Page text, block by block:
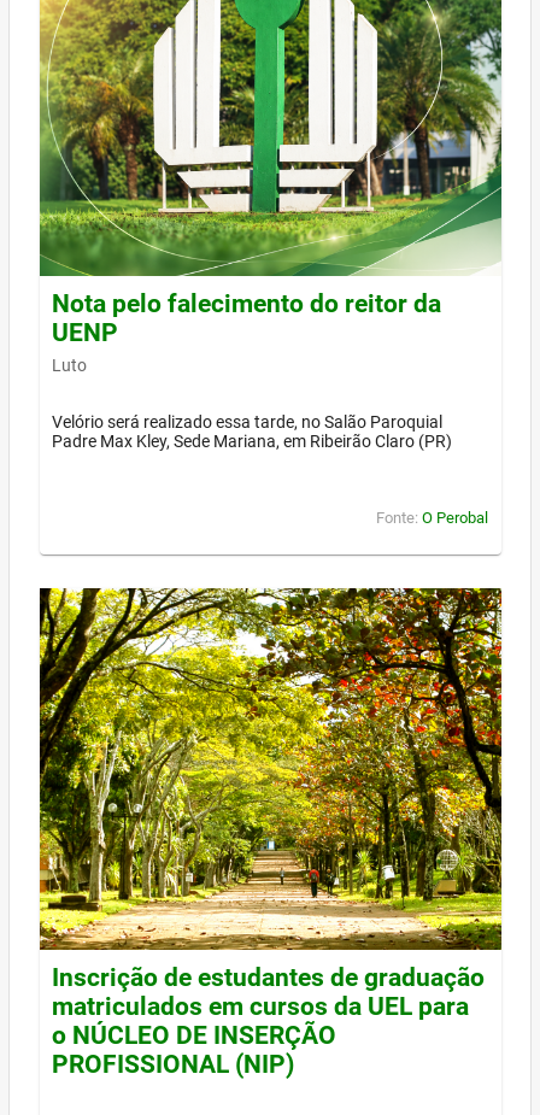
Nota pelo falecimento do reitor da
UENP
Luto
Velório será realizado essa tarde, no Salão Paroquial
Padre Max Kley, Sede Mariana, em Ribeirão Claro (PR)
Fonte: O Perobal
Inscrição de estudantes de graduação
matriculados em cursos da UEL para
o NÚCLEO DE INSERÇÃO
PROFISSIONAL (NIP)